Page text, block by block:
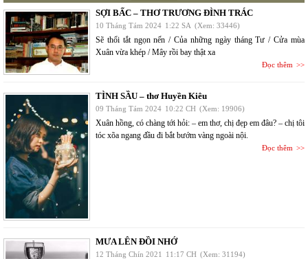
SỢI BẤC – THƠ TRƯƠNG ĐÌNH TRÁC
10 Tháng Tám 2024 1:22 SA (Xem: 33446)
Sẽ thổi tắt ngọn nến / Của những ngày tháng Tư / Cửa mùa
Xuân vừa khép / Mây rồi bay thật xa
Đọc thêm
TÌNH SẦU – thơ Huyền Kiêu
09 Tháng Tám 2024 10:22 CH (Xem: 19906)
Xuân hồng, có chàng tới hỏi: – em thơ, chị đẹp em đâu? – chị tôi
tóc xõa ngang đầu đi bắt bướm vàng ngoài nội.
Đọc thêm
MƯA LÊN ĐỒI NHỚ
12 Tháng Chín 2021 11:17 CH (Xem: 31194)